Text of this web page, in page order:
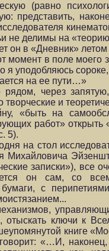
(равно
представить,
не делимы на
он в «Дневник»
момент в поле
я уподобляюсь
на ее пути…»
рядом, через
и
«быть на
работ» открыть
5).
на стол
Михайловича
записки»), все
он сам, со
с
отыскать ключи к
книге
«…И,